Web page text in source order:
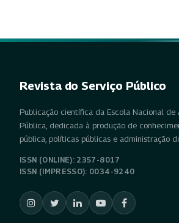
Revista do Serviço Público
Publicação científica da Escola Nacional de
Pública, dedicada à produção de
pública, políticas públicas e administração
ISSN (ONLINE): 2357-8017
ISSN (IMPRESSO): 0034-9240